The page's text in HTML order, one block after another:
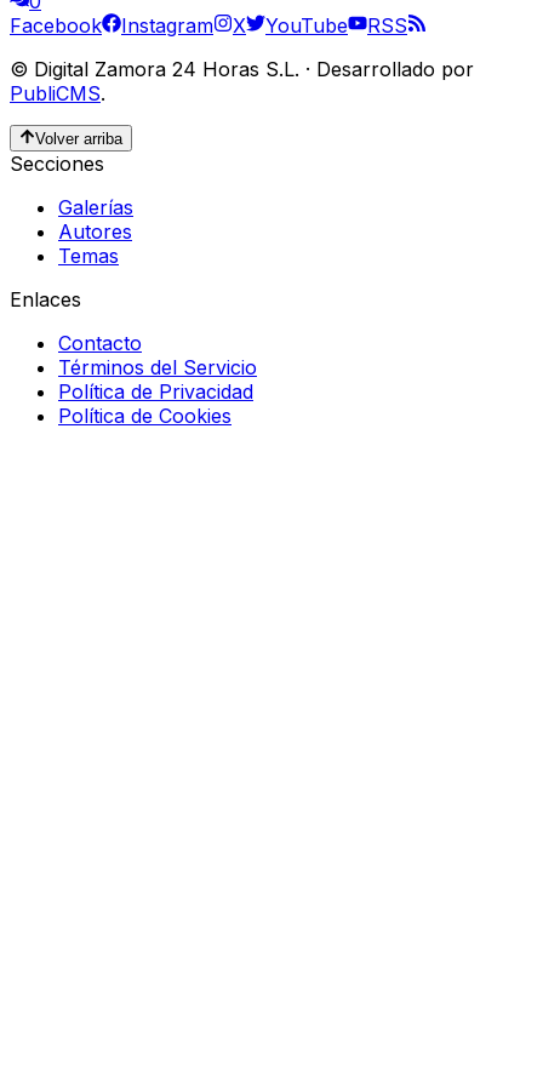
Facebook
Instagram X YouTube
RSS
© Digital Zamora 24 Horas S.L. · Desarrollado por
PubliCMS.
Volver arriba
Secciones
Galerías
Autores
Temas
Enlaces
Contacto
Términos del Servicio
Política de Privacidad
Política de Cookies